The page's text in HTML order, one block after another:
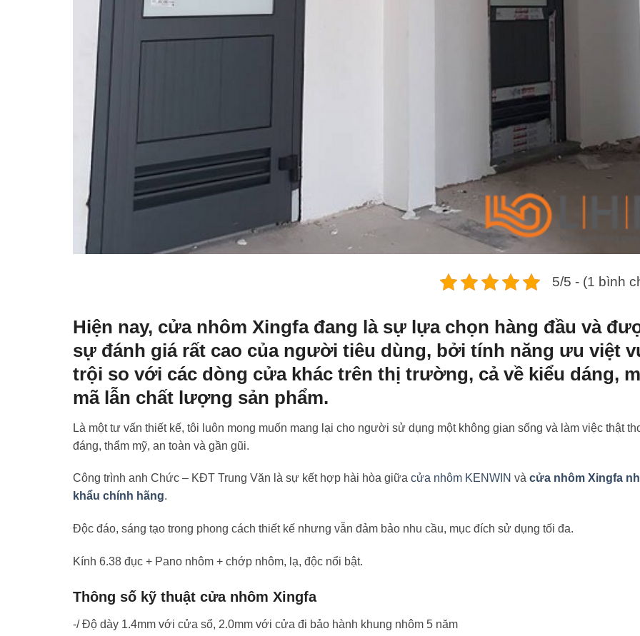
5/5 - (1 bình
Hiện nay, cửa nhôm Xingfađang là sự lựa chọn hàng đầu và
sự đánh giá rất cao của người tiêu dùng, bởi tính năng ưu việt
trội so với các dòng cửa khác trên thị trường, cả về kiểu dáng,
mã lẫn chất lượng sản phẩm.
Là một tư vấn thiết kế, tôi luôn mong muốn mang lại cho người sử dụng một không gian sống và làm việc thật
đáng, thẩm mỹ, an toàn và gần gũi.
Công trình anh Chức – KĐT Trung Văn là sự kết hợp hài hòa giữa cửa nhôm KENWIN và cửa nhôm Xingfa
khẩu chính hãng.
Độc đáo, sáng tạo trong phong cách thiết kế nhưng vẫn đảm bảo nhu cầu, mục đích sử dụng tối đa.
Kính 6.38 đục + Pano nhôm + chớp nhôm, lạ, độc nổi bật.
Thông số kỹ thuật cửa nhôm Xingfa
-/ Độ dày 1.4mm với cửa sổ, 2.0mm với cửa đi bảo hành khung nhôm 5 năm